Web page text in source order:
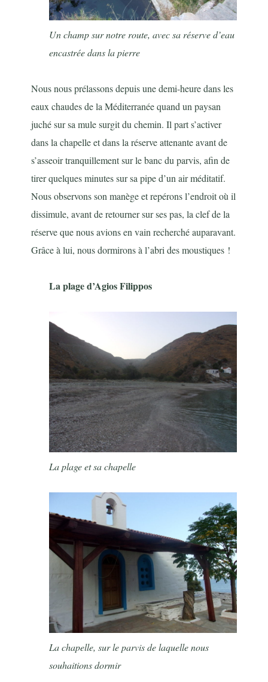
Un champ sur notre route, avec sa réserve d’eau
encastrée dans la pierre
Nous nous prélassons depuis une demi-heure dans les
eaux chaudes de la Méditerranée quand un paysan
juché sur sa mule surgit du chemin. Il part s’activer
dans la chapelle et dans la réserve attenante avant de
s’asseoir tranquillement sur le banc du parvis, afin de
tirer quelques minutes sur sa pipe d’un air méditatif.
Nous observons son manège et repérons l’endroit où il
dissimule, avant de retourner sur ses pas, la clef de la
réserve que nous avions en vain recherché auparavant.
Grâce à lui, nous dormirons à l’abri des moustiques !
La plage d’Agios Filippos
La plage et sa chapelle
La chapelle, sur le parvis de laquelle nous
souhaitions dormir